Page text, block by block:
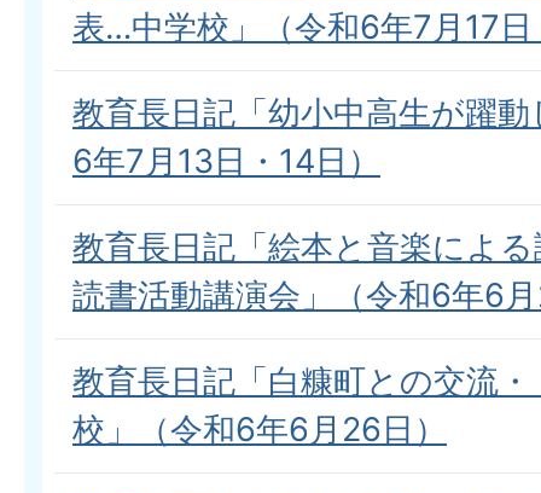
表…中学校」（令和6年7月17
教育長日記「幼小中高生が躍
6年7月13日・14日）
教育長日記「絵本と音楽によ
読書活動講演会」（令和6年6
教育長日記「白糠町との交流
校」（令和6年6月26日）